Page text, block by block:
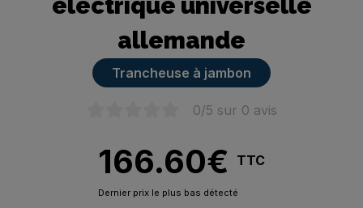
électrique universelle
allemande
Trancheuse à jambon
0/5 sur 0 avis
166.60€ TTC
Dernier prix le plus bas détecté